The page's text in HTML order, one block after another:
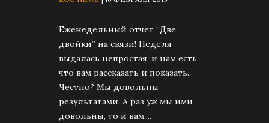
Еженедельный отчет “Две
двойки” на связи! Неделя
выдалась непростая, и нам есть
что вам рассказать и показать.
Честно? Мы довольны
результатами. А раз уж мы ими
довольны, то и вам,...